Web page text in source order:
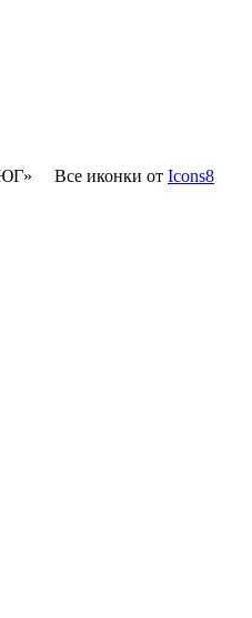
ЮГ» Все иконки от Icons8